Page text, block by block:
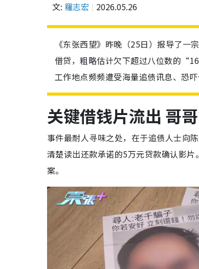
文: 羅志宏 2026.05.26
《东张西望》昨晚（25日）报导了一
借贷，粗略估计欠下超过八位数的
工作地点频频遭受海量追债讯息、恐
关键借钱片流出 哥
事件最耐人寻味之处，在于追债人士向
清楚读出还款承诺的5万元贷款确认影
案。